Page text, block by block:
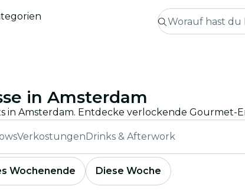
in Amsterdam
in Amsterdam. Entdecke verlockende Gourmet-
VerkostungenDrinks & Afterwork
Wochenende Diese Woche